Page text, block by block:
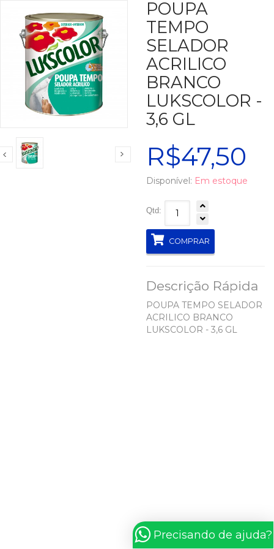
Precisando de ajuda?
POUPA
TEMPO
SELADOR
ACRILICO
BRANCO
LUKSCOLOR -
3,6 GL
R$47,50
Disponível: Em estoque
Qtd:
COMPRAR
Descrição Rápida
POUPA TEMPO SELADOR
ACRILICO BRANCO
LUKSCOLOR - 3,6 GL